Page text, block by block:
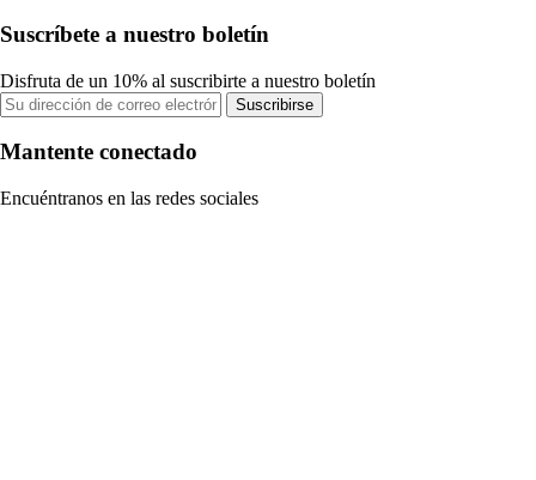
Suscríbete a nuestro boletín
Disfruta de un 10% al suscribirte a nuestro boletín
Suscribirse
Mantente conectado
Encuéntranos en las redes sociales